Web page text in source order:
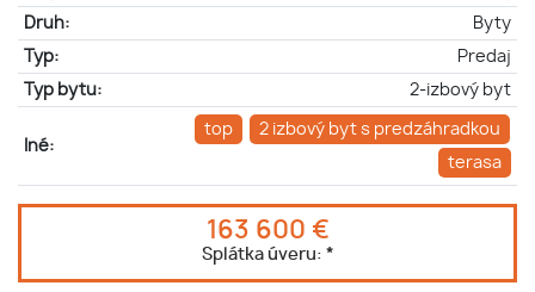
Druh:
Byty
Typ:
Predaj
Typ bytu:
2-izbový byt
Iné:
top
2 izbový byt s predzáhradkou
terasa
163 600 €
Splátka úveru: *